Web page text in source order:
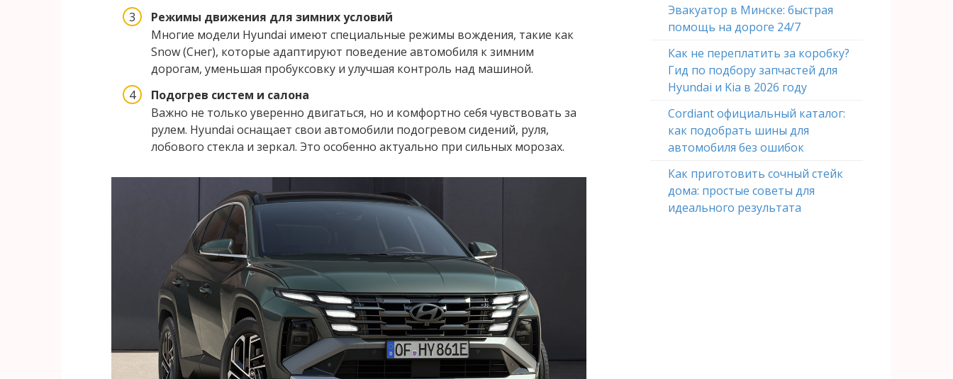
Режимы движения для зимних условий
Многие модели Hyundai имеют специальные режимы вождения, такие как
Snow (Снег), которые адаптируют поведение автомобиля к зимним
дорогам, уменьшая пробуксовку и улучшая контроль над машиной.
Подогрев систем и салона
Важно не только уверенно двигаться, но и комфортно себя чувствовать за
рулем. Hyundai оснащает свои автомобили подогревом сидений, руля,
лобового стекла и зеркал. Это особенно актуально при сильных морозах.
Эвакуатор в Минске: быстрая
помощь на дороге 24/7
Как не переплатить за коробку?
Гид по подбору запчастей для
Hyundai и Kia в 2026 году
Cordiant официальный каталог:
как подобрать шины для
автомобиля без ошибок
Как приготовить сочный стейк
дома: простые советы для
идеального результата